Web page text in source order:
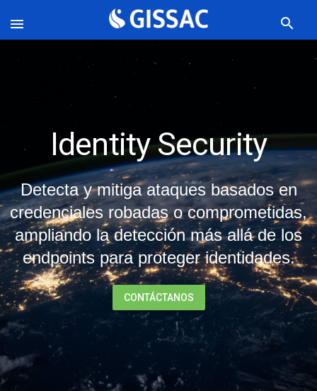
 search
Identity Security
Detecta y mitiga ataques basados en
credenciales robadas o comprometidas,
ampliando la detección más allá de los
endpoints para proteger identidades.
CONTÁCTANOS